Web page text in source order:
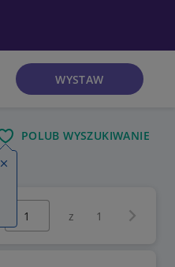
WYSTAW
POLUB WYSZUKIWANIE
z 1
Zamknij wskazówkę